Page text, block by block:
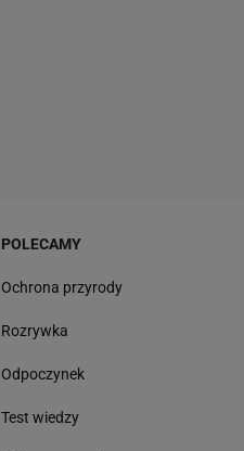
POLECAMY
Ochrona przyrody
Rozrywka
Odpoczynek
Test wiedzy